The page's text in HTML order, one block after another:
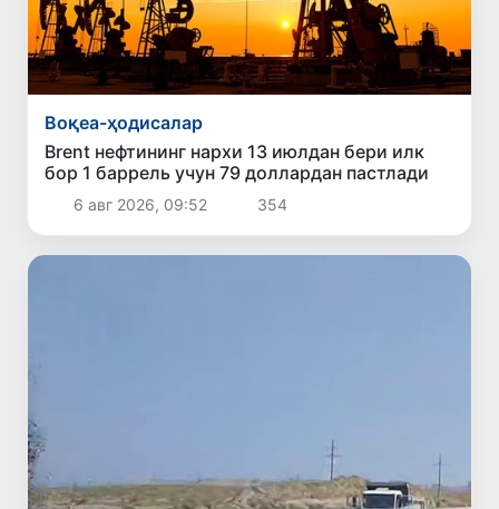
Воқеа-ҳодисалар
Brent нефтининг нархи 13 июлдан бери илк
бор 1 баррель учун 79 доллардан пастлади
6 авг 2026, 09:52 354